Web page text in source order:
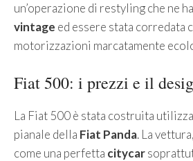
un’operazione di restyling che ne
vintage ed essere stata corredata
motorizzazioni marcatamente
Fiat 500: i prezzi e il
La Fiat 500 è stata costruita
pianale della Fiat Panda. La
come una perfetta citycar